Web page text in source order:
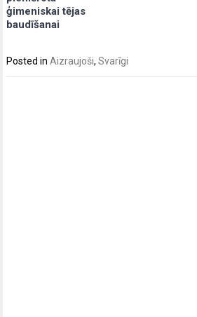
ģimeniskai tējas
baudīšanai
Posted inAizraujoši,Svarīgi